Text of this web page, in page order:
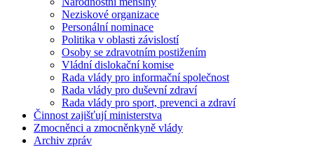
Neziskové organizace
Personální nominace
Politika v oblasti závislostí
Osoby se zdravotním postižením
Vládní dislokační komise
Rada vlády pro informační společnost
Rada vlády pro duševní zdraví
Rada vlády pro sport, prevenci a zdraví
Činnost zajišťují ministerstva
Zmocněnci a zmocněnkyně vlády
Archiv zpráv